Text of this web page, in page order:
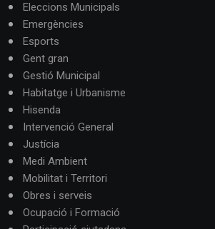
Eleccions Municipals
Emergències
Esports
Gent gran
Gestió Municipal
Habitatge i Urbanisme
Hisenda
Intervenció General
Justícia
Medi Ambient
Mobilitat i Territori
Obres i serveis
Ocupació i Formació